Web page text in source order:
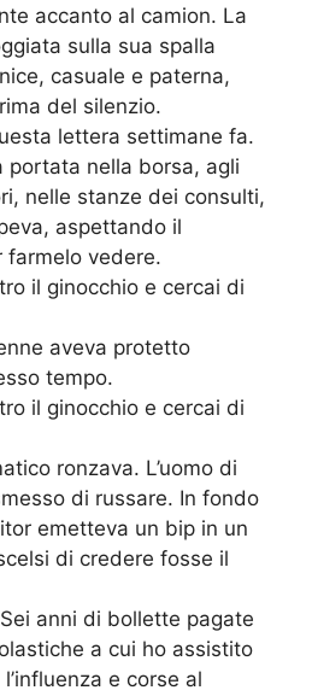
accanto al camion. La
sulla sua spalla
casuale e paterna,
del silenzio.
lettera settimane fa.
portata nella borsa, agli
nelle stanze dei consulti,
aspettando il
farmelo vedere.
il ginocchio e cercai di
aveva protetto
tempo.
il ginocchio e cercai di
ronzava. L’uomo di
di russare. In fondo
emetteva un bip in un
di credere fosse il
anni di bollette pagate
a cui ho assistito
e corse al